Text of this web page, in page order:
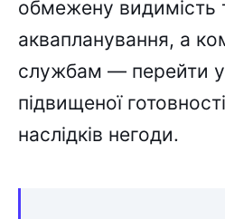
обмежену видимість
аквапланування, а
службам — перейти
підвищеної
наслідків негоди.